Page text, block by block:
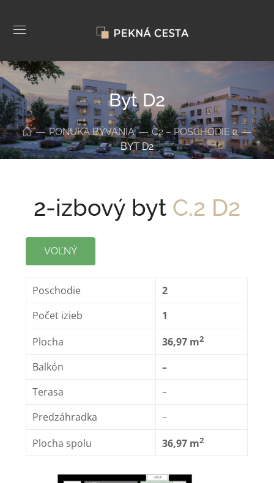
Byt D2
PONUKA BÝVANIA
C2 – POSCHODIE 2
BYT D2
2-izbový byt C.2 D2
VOĽNÝ
Poschodie
2
Počet izieb
1
Plocha
36,97 m2
Balkón
–
Terasa
–
Predzáhradka
–
Plocha spolu
36,97 m2